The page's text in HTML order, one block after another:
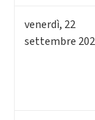
venerdì, 22
settembre